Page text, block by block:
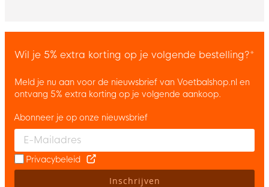
Wil je 5% extra korting op je volgende bestelling?*
Meld je nu aan voor de nieuwsbrief van Voetbalshop.nl en
ontvang 5% extra korting op je volgende aankoop.
Enter your email and accept the privacy policy to subscribe to
Abonneer je op onze nieuwsbrief
Privacybeleid
Inschrijven